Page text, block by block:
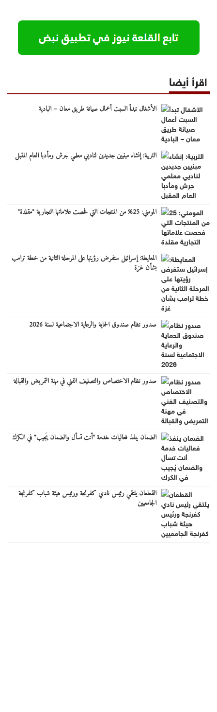
اقرأ أيضا
الأشغال تبدأ السبت أعمال صيانة طريق معان – البادية
التربية: إنشاء مبنيين جديدين لناديي معلمي جرش ومأدبا العام المقبل
المومني: 25% من المنتجات التي فحصت علاماتها التجارية "مقلدة"
المعايطة: إسرائيل ستفرض رؤيتها على المرحلة الثانية من خطة ترامب
بشأن غزة
صدور نظام صندوق الحماية والرعاية الاجتماعية لسنة 2026
صدور نظام الاختصاص والتصنيف الفني في مهنة التمريض والقبالة
الضمان ينفذ فعاليات خدمة "أنت تسأل والضمان يُجيب" في الكرك
القطعان يلتقي رئيس نادي كفرنجة ورئيس هيئة شباب كفرنجة
الجامعيين